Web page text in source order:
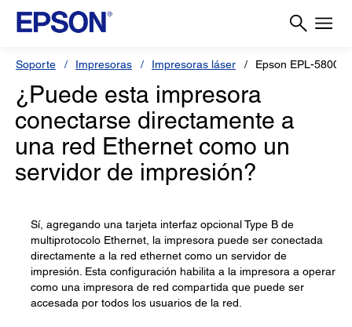
Soporte Impresoras Impresoras láser Epson EPL-5800
¿Puede esta impresora
conectarse directamente a
una red Ethernet como un
servidor de impresión?
Sí, agregando una tarjeta interfaz opcional Type B de
multiprotocolo Ethernet, la impresora puede ser conectada
directamente a la red ethernet como un servidor de
impresión. Esta configuración habilita a la impresora a operar
como una impresora de red compartida que puede ser
accesada por todos los usuarios de la red.